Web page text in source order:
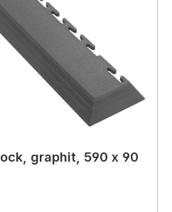
graphit, 590 x 90